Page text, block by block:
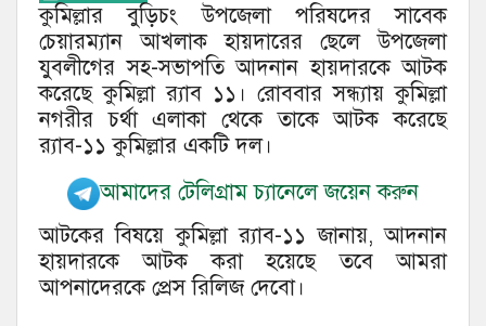
কুমিল্লার বুড়িচং উপজেলা পরিষদের সাবেক
চেয়ারম্যান আখলাক হায়দারের ছেলে উপজেলা
যুবলীগের সহ-সভাপতি আদনান হায়দারকে আটক
করেছে কুমিল্লা র‍্যাব ১১। রোববার সন্ধ্যায় কুমিল্লা
নগরীর চর্থা এলাকা থেকে তাকে আটক করেছে
র‍্যাব-১১ কুমিল্লার একটি দল।
আমাদের টেলিগ্রাম চ্যানেলে জয়েন করুন
আটকের বিষয়ে কুমিল্লা র‍্যাব-১১ জানায়, আদনান
হায়দারকে আটক করা হয়েছে তবে আমরা
আপনাদেরকে প্রেস রিলিজ দেবো।